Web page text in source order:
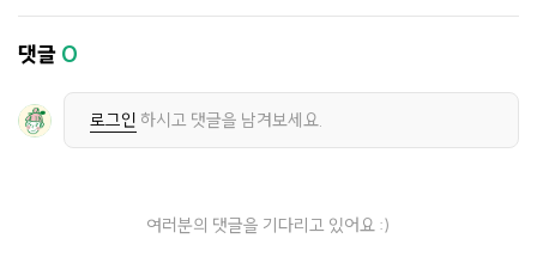
댓글 0
로그인 하시고 댓글을 남겨보세요.
여러분의 댓글을 기다리고 있어요 :)